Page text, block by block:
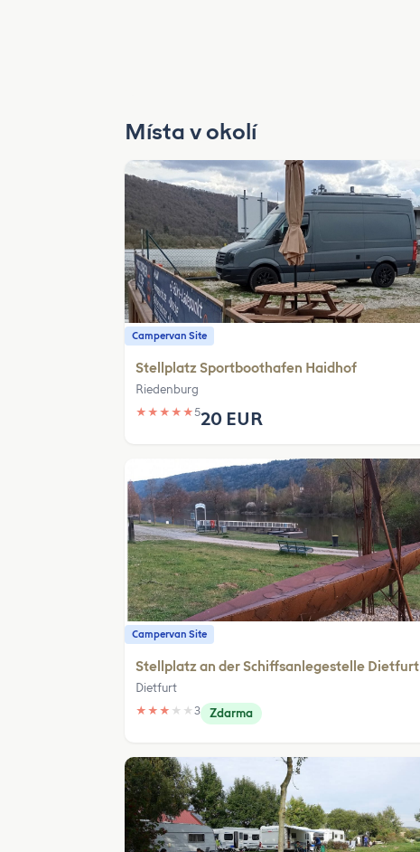
Místa v okolí
Campervan Site
Stellplatz Sportboothafen Haidhof
Riedenburg
★ ★ ★ ★ ★520 EUR
Campervan Site
Stellplatz an der Schiffsanlegestelle Dietfurt
Dietfurt
★ ★ ★ ★ ★ 3 Zdarma